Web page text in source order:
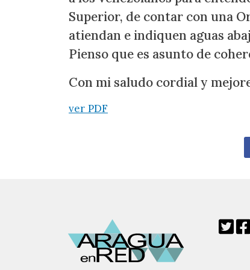
Superior, de contar con una
atiendan e indiquen aguas
Pienso que es asunto de
Con mi saludo cordial y
ver PDF